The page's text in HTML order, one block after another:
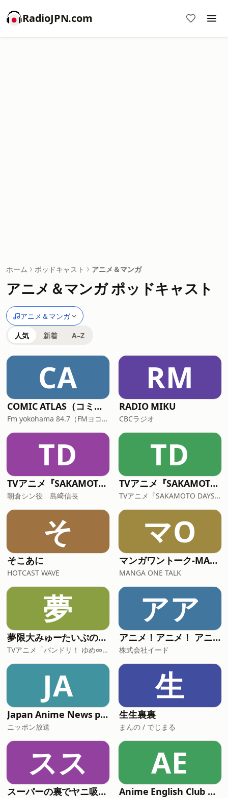
RadioJPN.com
ホーム ポッドキャスト アニメ＆マンガ
アニメ＆マンガ ポッドキャスト
アニメ＆マンガ
人気 新着 A–Z
CA
COMIC ATLAS（コミックアトラス）| 漫画podcast
Fm yokohama 84.7（FMヨコハマ）
RM
RADIO MIKU
CBCラジオ
TD
TVアニメ『SAKAMOTO DAYS』イコライザカ放送局
朝倉シン役 島﨑信長
TD
TVアニメ『SAKAMOTO DAYS』ピクチャーオーディオドラマ
TVアニメ『SAKAMOTO DAYS』製作委員会
そ
そこあに
HOTCAST WAVE
マO
マンガワントーク-MANGA ONE TALK-
MANGA ONE TALK
夢
夢限大みゅーたいぷの「ゆめ∞みたラジオ」
TVアニメ「バンドリ！ ゆめ∞みた」公式
アア
アニメ！アニメ！ アニメ情報
株式会社イード
JA
Japan Anime News powered by Newtype
ニッポン放送
生
生生裏裏
まんの / でじまる
スス
スーパーの裏でヤニ吸うふたり スペシャルラジオドラマ
AE
Anime English Club with Sally Amaki